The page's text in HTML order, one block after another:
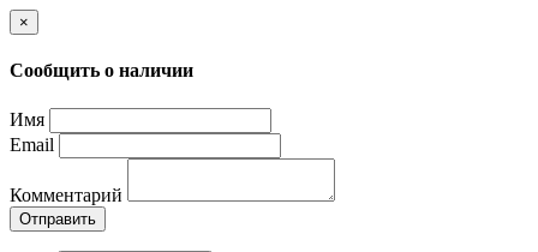
×
Сообщить о наличии
Имя
Email
Комментарий
Отправить